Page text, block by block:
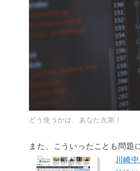
どう使うかは、あなた次第！
また、こういったことも問題
川崎